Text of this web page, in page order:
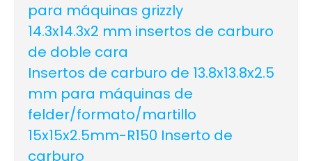
para máquinas grizzly
14.3x14.3x2 mm insertos de carburo
de doble cara
Insertos de carburo de 13.8x13.8x2.5
mm para máquinas de
felder/formato/martillo
15x15x2.5mm-R150 Inserto de
carburo